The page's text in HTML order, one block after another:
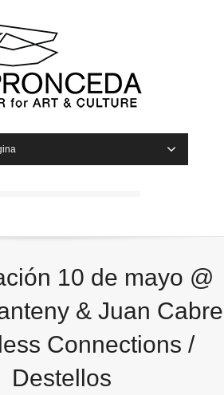
10 de mayo @
& Juan
Connections /
Destellos